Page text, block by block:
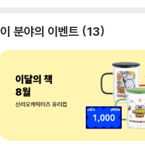
이 분야의 이벤트 13